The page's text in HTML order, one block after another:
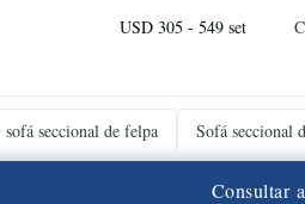
USD 305 - 549 set
sofá seccional de felpa Sofá seccional
Consultar a